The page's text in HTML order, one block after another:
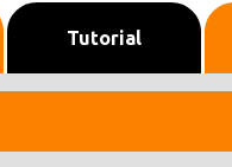
Tutorial